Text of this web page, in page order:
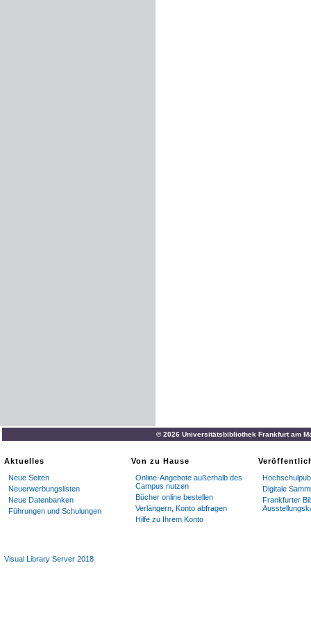
© 2026 Universitätsbibliothek Frankfurt am
Aktuelles
Neue Seiten
Neuerwerbungslisten
Neue Datenbanken
Führungen und Schulungen
Von zu Hause
Online-Angebote außerhalb des
Campus nutzen
Bücher online bestellen
Verlängern, Konto abfragen
Hilfe zu Ihrem Konto
Digitale
Frankfurter
Visual Library Server 2018